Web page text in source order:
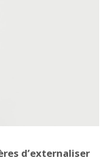
d’externaliser